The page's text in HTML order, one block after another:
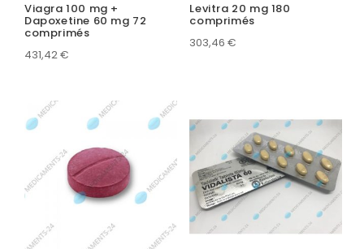
Viagra 100 mg +
Dapoxetine 60 mg 72
comprimés
431,42€
Levitra 20 mg 180
comprimés
303,46€